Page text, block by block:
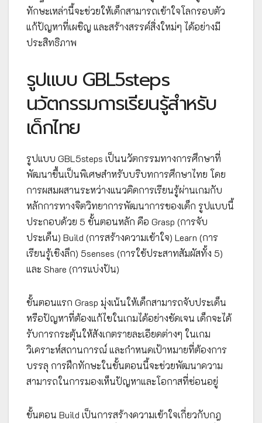
ทักษะเหล่านี้จะช่วยให้เด็กสามารถเข้าใจโลกรอบตัว
แก้ปัญหาที่เผชิญ และสร้างสรรค์สิ่งใหม่ๆ ได้อย่างมี
ประสิทธิภาพ
รูปแบบ GBL5steps
นวัตกรรมการเรียนรู้สำหรับ
เด็กไทย
รูปแบบ GBL5steps เป็นนวัตกรรมทางการศึกษาที่
พัฒนาขึ้นเป็นพิเศษสำหรับบริบทการศึกษาไทย โดย
การผสมผสานระหว่างแนวคิดการเรียนรู้ผ่านเกมกับ
หลักการทางจิตวิทยาการพัฒนาการของเด็ก รูปแบบนี้
ประกอบด้วย 5 ขั้นตอนหลัก คือ Grasp (การจับ
ประเด็น) Build (การสร้างความเข้าใจ) Learn (การ
เรียนรู้เชิงลึก) 5senses (การใช้ประสาทสัมผัสทั้ง 5)
และ Share (การแบ่งปัน)
ขั้นตอนแรก Grasp มุ่งเน้นให้เด็กสามารถจับประเด็น
หรือปัญหาที่ต้องแก้ไขในเกมได้อย่างชัดเจน เด็กจะได้
รับการกระตุ้นให้สังเกตรายละเอียดต่างๆ ในเกม
วิเคราะห์สถานการณ์ และกำหนดเป้าหมายที่ต้องการ
บรรลุ การฝึกทักษะในขั้นตอนนี้จะช่วยพัฒนาความ
สามารถในการมองเห็นปัญหาและโอกาสที่ซ่อนอยู่
ขั้นตอน Build เป็นการสร้างความเข้าใจเกี่ยวกับกฎ